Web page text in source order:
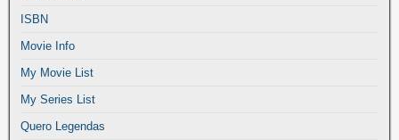
ISBN
Movie Info
My Movie List
My Series List
Quero Legendas